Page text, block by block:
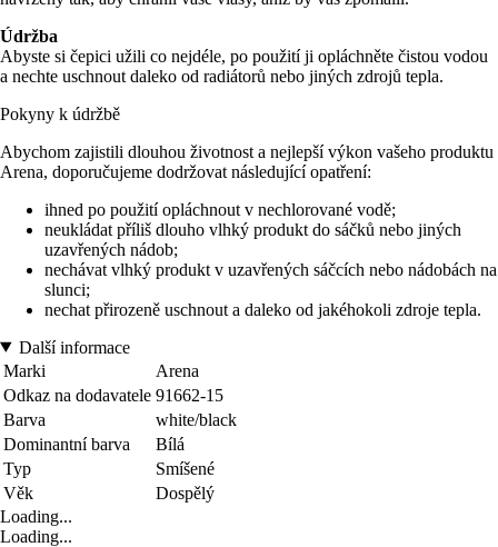
Údržba
Abyste si čepici užili co nejdéle, po použití ji opláchněte čistou vodou
a nechte uschnout daleko od radiátorů nebo jiných zdrojů tepla.
Pokyny k údržbě
Abychom zajistili dlouhou životnost a nejlepší výkon vašeho produktu
Arena, doporučujeme dodržovat následující opatření:
ihned po použití opláchnout v nechlorované vodě;
neukládat příliš dlouho vlhký produkt do sáčků nebo jiných
uzavřených nádob;
nechávat vlhký produkt v uzavřených sáčcích nebo nádobách na
slunci;
nechat přirozeně uschnout a daleko od jakéhokoli zdroje tepla.
Další informace
Marki
Arena
Odkaz na dodavatele 91662-15
Barva
white/black
Dominantní barva
Bílá
Typ
Smíšené
Věk
Dospělý
Loading...
Loading...